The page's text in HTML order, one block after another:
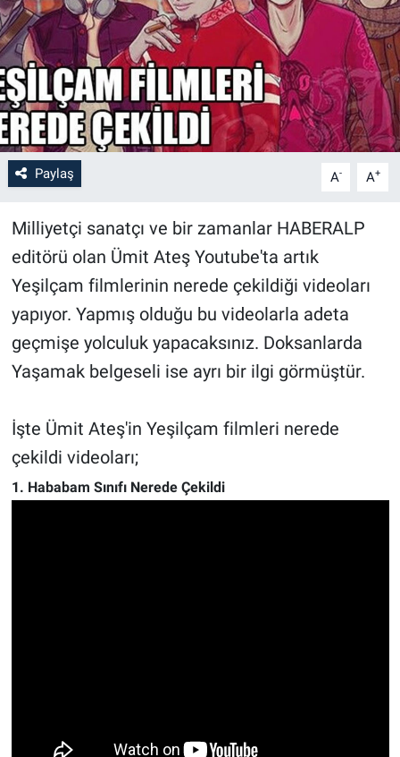
Paylaş A- A+
Milliyetçi sanatçı ve bir zamanlar HABERALP
editörü olan Ümit Ateş Youtube'ta artık
Yeşilçam filmlerinin nerede çekildiği videoları
yapıyor. Yapmış olduğu bu videolarla adeta
geçmişe yolculuk yapacaksınız. Doksanlarda
Yaşamak belgeseli ise ayrı bir ilgi görmüştür.
İşte Ümit Ateş'in Yeşilçam filmleri nerede
çekildi videoları;
1. Hababam Sınıfı Nerede Çekildi